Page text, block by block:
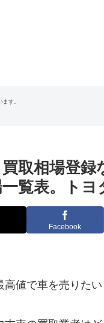
す。
取相場登録
覧表。ト
Facebook
高値で車を売りた